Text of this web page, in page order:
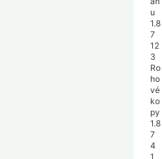
u
1.8
7
12
3
Ro
ho
vé
ko
py
1.8
7
4
1